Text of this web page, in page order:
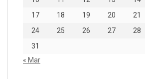
17
18 19 20 21
24
25 26 27 28
31
« Mar